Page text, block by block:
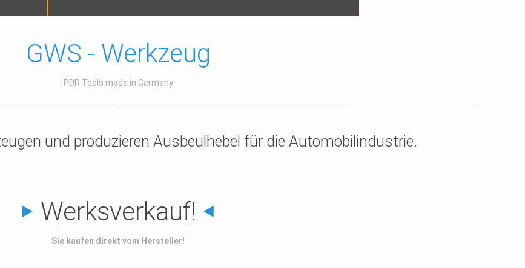
GWS - Werkzeug
PDR Tools made in Germany
und produzieren Ausbeulhebel für die Automobilindustrie.
Werksverkauf!
Sie kaufen direkt vom Hersteller!